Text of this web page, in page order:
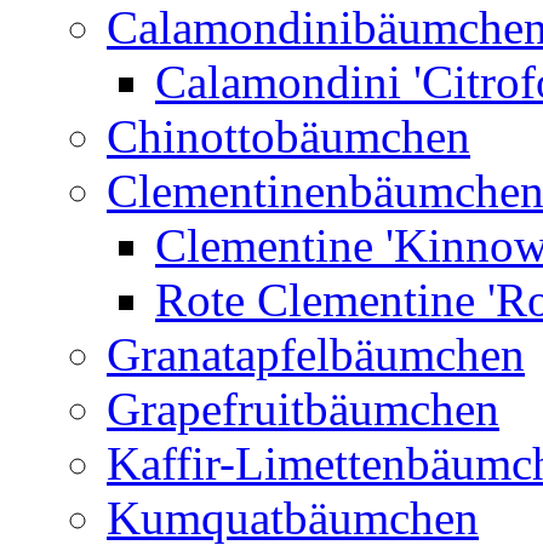
Calamondini
Chinottobäumchen
Clementinenbäumchen
Clementine
Rote Clementine
Granatapfelbäumchen
Grapefruitbäumchen
Kaffir-
Kumquatbäumchen